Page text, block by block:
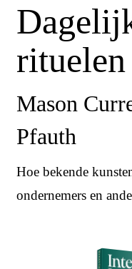
rituelen
Mason
Pfauth
Hoe bekende
ondernemers en